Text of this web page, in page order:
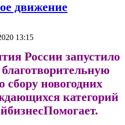
движение
13:15
России запустило
сбору новогодних
категорий